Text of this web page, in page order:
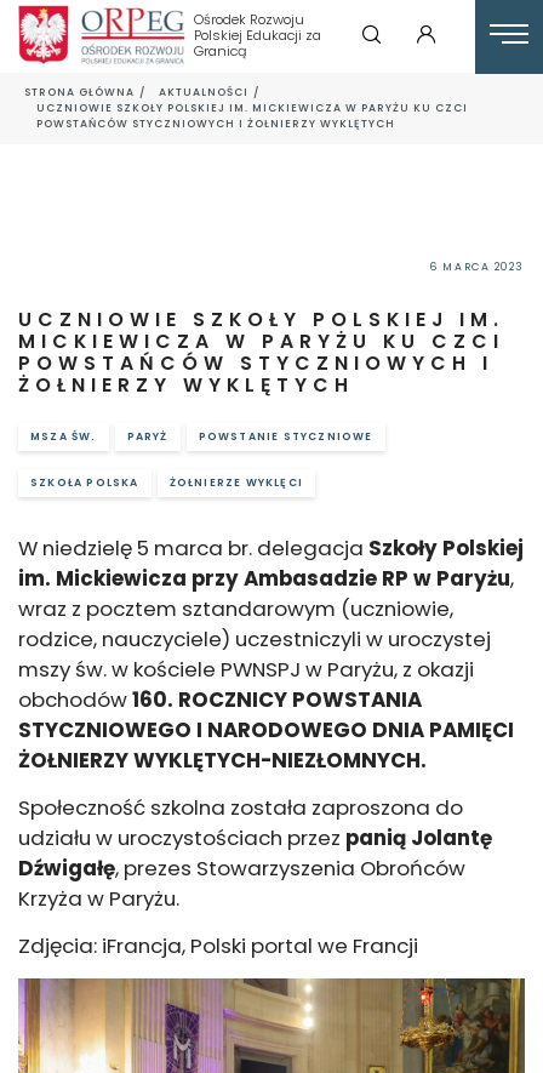
Ośrodek Rozwoju
Polskiej Edukacji za
Granicą
STRONA GŁÓWNA
AKTUALNOŚCI
UCZNIOWIE SZKOŁY POLSKIEJ IM. MICKIEWICZA W PARYŻU KU CZCI
POWSTAŃCÓW STYCZNIOWYCH I ŻOŁNIERZY WYKLĘTYCH
UCZNIOWIE SZKOŁY POLSKIEJ IM.
MICKIEWICZA W PARYŻU KU CZCI
POWSTAŃCÓW STYCZNIOWYCH I
ŻOŁNIERZY WYKLĘTYCH
6 MARCA 2023
MSZA ŚW. PARYŻ POWSTANIE STYCZNIOWE
SZKOŁA POLSKA ŻOŁNIERZE WYKLĘCI
W niedzielę 5 marca br. delegacja Szkoły Polskiej
im. Mickiewicza przy Ambasadzie RP w Paryżu,
wraz z pocztem sztandarowym (uczniowie,
rodzice, nauczyciele) uczestniczyli w uroczystej
mszy św. w kościele PWNSPJ w Paryżu, z okazji
obchodów160. ROCZNICY POWSTANIA
STYCZNIOWEGO I NARODOWEGO DNIA PAMIĘCI
ŻOŁNIERZY WYKLĘTYCH-NIEZŁOMNYCH.
Społeczność szkolna została zaproszona do
udziału w uroczystościach przez panią Jolantę
Dźwigałę, prezes Stowarzyszenia Obrońców
Krzyża w Paryżu.
Zdjęcia: iFrancja, Polski portal we Francji